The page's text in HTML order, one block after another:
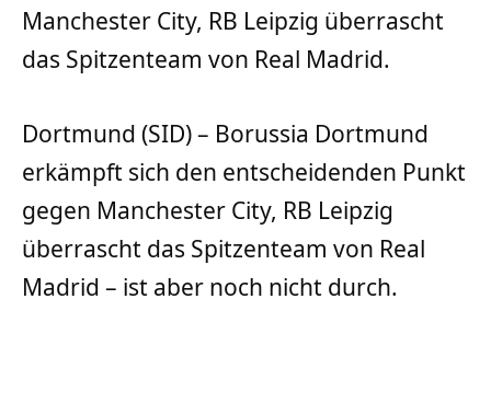
Manchester City, RB Leipzig überrascht
das Spitzenteam von Real Madrid.
Dortmund (SID) – Borussia Dortmund
erkämpft sich den entscheidenden Punkt
gegen Manchester City, RB Leipzig
überrascht das Spitzenteam von Real
Madrid – ist aber noch nicht durch.